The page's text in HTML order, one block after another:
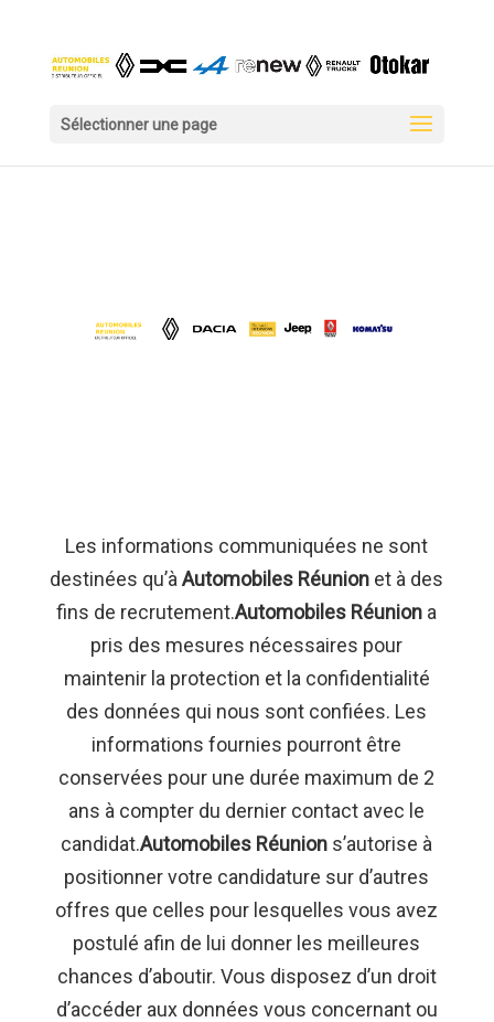
Sélectionner une page
Les informations communiquées ne sont
destinées qu’àAutomobiles Réunion et à des
fins de recrutement.Automobiles Réunion a
pris des mesures nécessaires pour
maintenir la protection et la confidentialité
des données qui nous sont confiées. Les
informations fournies pourront être
conservées pour une durée maximum de 2
ans à compter du dernier contact avec le
candidat.Automobiles Réunion s’autorise à
positionner votre candidature sur d’autres
offres que celles pour lesquelles vous avez
postulé afin de lui donner les meilleures
chances d’aboutir. Vous disposez d’un droit
d’accéder aux données vous concernant ou